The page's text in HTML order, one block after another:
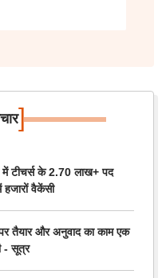
]
टीचर्स के 2.70 लाख+ पद
वैकेंसी
तैयार और अनुवाद का काम एक
- सूत्र